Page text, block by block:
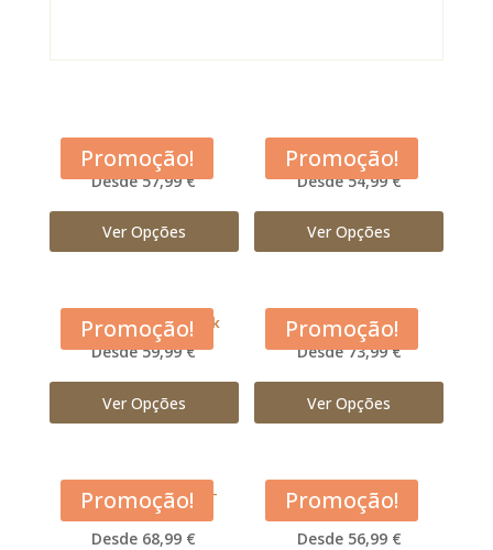
Promoção!
Acana Adult Dog
Desde 57,99 €
Ver Opções
Promoção!
Acana Classic Red
Desde 54,99 €
Ver Opções
Promoção!
Acana Free Run Duck
Desde 59,99 €
Ver Opções
Promoção!
Acana Grasslands
Desde 73,99 €
Ver Opções
Promoção!
Acana Large Breed –
Adulto
Desde 68,99 €
Promoção!
Acana Light and Fit
Desde 56,99 €